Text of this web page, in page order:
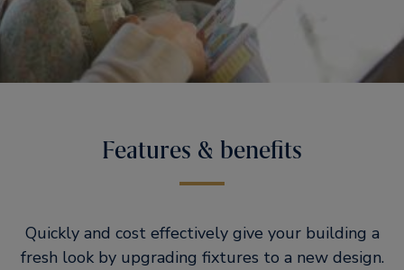
Features & benefits
Quickly and cost effectively give your building a
fresh look by upgrading fixtures to a new design.